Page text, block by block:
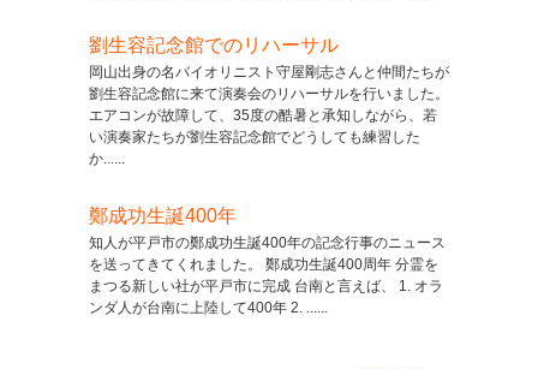
劉生容記念館でのリハーサル
岡山出身の名バイオリニスト守屋剛志さんと仲間たちが
劉生容記念館に来て演奏会のリハーサルを行いました。
エアコンが故障して、35度の酷暑と承知しながら、若
い演奏家たちが劉生容記念館でどうしても練習した
か......
鄭成功生誕400年
知人が平戸市の鄭成功生誕400年の記念行事のニュース
を送ってきてくれました。 鄭成功生誕400周年 分霊を
まつる新しい社が平戸市に完成 台南と言えば、 1. オラ
ンダ人が台南に上陸して400年 2. ......